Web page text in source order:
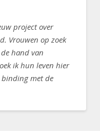
project over
Vrouwen op zoek
hand van
ik hun leven hier
met de